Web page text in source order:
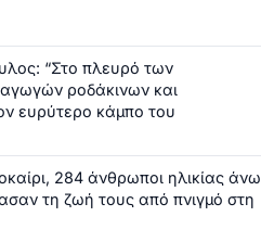
“Στο πλευρό των
ροδάκινων και
ευρύτερο κάμπο του
284 άνθρωποι ηλικίας άνω
τη ζωή τους από πνιγμό στη